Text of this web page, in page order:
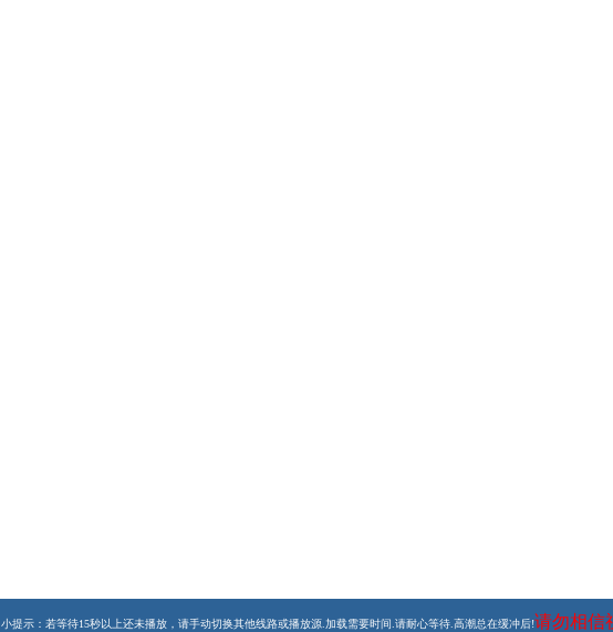
小提示：若等待15秒以上还未播放，请手动切换其他线路或播放源.加载需要时间.请耐心等待.高潮总在缓冲后!请勿相信